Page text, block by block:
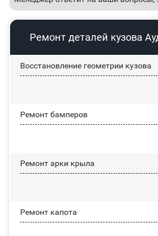
Ремонт деталей кузова
Восстановление геометрии кузова
Ремонт бамперов
Ремонт арки крыла
Ремонт капота